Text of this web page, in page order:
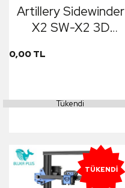
Artillery Sidewinder
X2 SW-X2 3D
0,00 TL
Tükendi
TÜKENDI